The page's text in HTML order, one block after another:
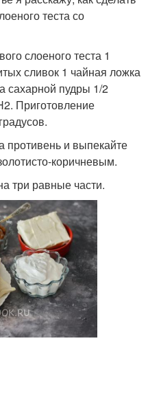
теста со
слоеного теста 1
сливок 1 чайная ложка
сахарной пудры 1/2
Приготовление
противень и выпекайте
коричневым.
три равные части.